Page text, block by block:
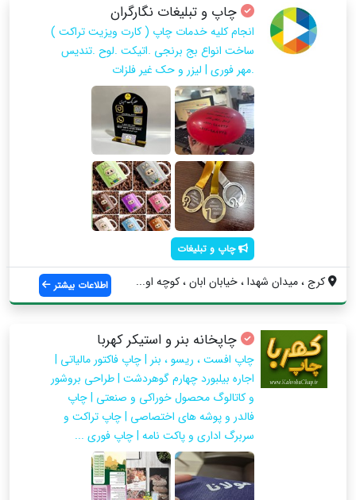
چاپ و تبلیغات نگارگران
انجام کلیه خدمات چاپ ( کارت ویزیت تراکت )
ساخت انواع بج برنجی .اتیکت .لوح .تندیس
.مهر فوری | لیزر و حک غیر فلزات
چاپ و تبلیغات
کرج ، میدان شهدا ، خیابان ابان ، کوچه او... اطلاعات بیشتر
چاپخانه بنر و استیکر کهربا
چاپ افست ، ریسو ، بنر | چاپ فاکتور مالیاتی |
اجاره بیلبورد چهارم گوهردشت | طراحی بروشور
و کاتالوگ محصول خوراکی و صنعتی | چاپ
فالدر و پوشه های اختصاصی | چاپ تراکت و
سربرگ اداری و پاکت نامه | چاپ فوری ...